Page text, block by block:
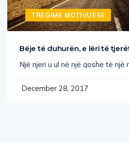
TREGIME MOTIVUESE
Bëje të duhurën, e lëri të
Një njeri u ul në një qoshe të një
December 28, 2017